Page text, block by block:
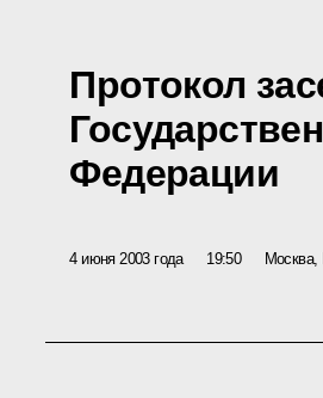
Протокол
Федерации
4 июня 2003 года 19:50